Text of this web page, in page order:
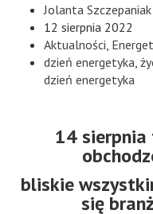
Jolanta Szczepaniak
12 sierpnia 2022
Aktualności
dzień energetyka
dzień energetyka
14 sierpnia
bliskie
się